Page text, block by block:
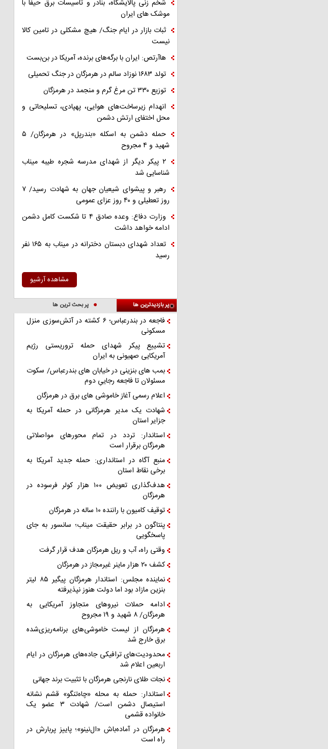
شخم زنی پالایشگاه، بنادر و تاسیسات برق حیفا با
موشک های ایران
ثبات بازار در ایام جنگ/ هیچ مشکلی در تامین کالا
نیست
هاآرتص: ایران با برگه‌های برنده، آمریکا در بن‌بست
تولد ۱۶۸۳ نوزاد سالم در هرمزگان در جنگ تحمیلی
توزیع ۳۳۰ تن مرغ گرم و منجمد در هرمزگان
انهدام زیرساخت‌های هوایی، پهپادی، تسلیحاتی و
محل اختفای ارتش دشمن
حمله دشمن به اسکله «بندرپل» در هرمزگان/ ۵
شهید و ۴ مجروح
۲ پیکر دیگر از شهدای مدرسه شجره طیبه میناب
شناسایی شد
رهبر و پیشوای شیعیان جهان به شهادت رسید/ ۷
روز تعطیلی و ۴۰ روز عزای عمومی
وزارت دفاع: وعده صادق ۴ تا شکست کامل دشمن
ادامه خواهد داشت
تعداد شهدای دبستان دخترانه در میناب به ۱۶۵ نفر
رسید
مشاهده آرشیو
پر بازدیدترین ها پر بحث ترین ها
فاجعه در بندرعباس؛ ۶ کشته در آتش‌سوزی منزل
مسکونی
تشییع پیکر شهدای حمله تروریستی رژیم
آمریکایی صهیونی به ایران
بمب های بنزینی در خیابان های بندرعباس/ سکوت
مسئولان تا فاجعه رجاییِ دوم
اعلام رسمی آغاز خاموشی های برق در هرمزگان
شهادت یک مدیر هرمزگانی در حمله آمریکا به
جزایر استان
استاندار: تردد در تمام محورهای مواصلاتی
هرمزگان برقرار است
منبع آگاه در استانداری: حمله جدید آمریکا به
برخی نقاط استان
هدف‌گذاری تعویض ۱۰۰ هزار کولر فرسوده در
هرمزگان
توقیف کامیون با راننده ۱۰ ساله در هرمزگان
پنتاگون در برابر حقیقت میناب؛ سانسور به جای
پاسخگویی
وقتی راه، آب و ریل هرمزگان هدف قرار گرفت
کشف ۲۰ هزار ماینر غیرمجاز در هرمزگان
نماینده مجلس: استاندار هرمزگان پیگیر ۸۵ لیتر
بنزین مازاد بود اما دولت هنوز نپذیرفته
ادامه حملات نیروهای متجاوز آمریکایی به
هرمزگان/ ۸ شهید و ۱۹ مجروح
هرمزگان از لیست خاموشی‌های برنامه‌ریزی‌شده
برق خارج شد
محدودیت‌های ترافیکی جاده‌های هرمزگان در ایام
اربعین اعلام شد
نجات طلای نارنجی هرمزگان با تثبیت برند جهانی
استاندار: حمله به محله «چاه‌تنگو» قشم نشانه
استیصال دشمن است/ شهادت ۳ عضو یک
خانواده قشمی
هرمزگان در آماده‌باش «ال‌نینو»؛ پاییز پربارش در
راه است